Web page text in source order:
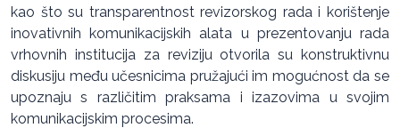
kao što su transparentnost revizorskog rada i korištenje
inovativnih komunikacijskih alata u prezentovanju rada
vrhovnih institucija za reviziju otvorila su konstruktivnu
diskusiju među učesnicima pružajući im mogućnost da se
upoznaju s različitim praksama i izazovima u svojim
komunikacijskim procesima.